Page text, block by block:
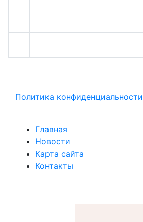
Политика конфиденциальности
Главная
Новости
Карта сайта
Контакты